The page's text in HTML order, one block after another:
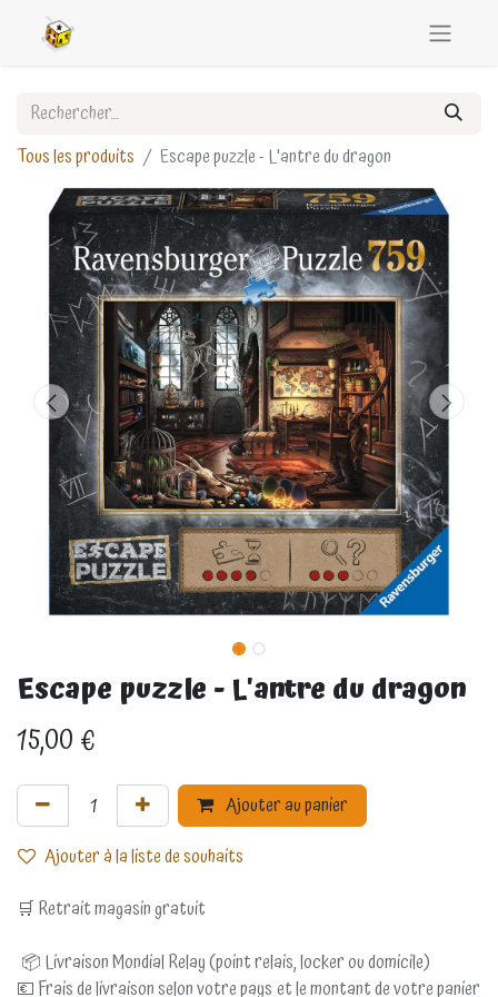
Tous les produits Escape puzzle - L'antre du dragon
Escape puzzle - L'antre du dragon
15,00€
Ajouter au panier
Ajouter à la liste de souhaits
🛒 Retrait magasin gratuit
📦 Livraison Mondial Relay (point relais, locker ou domicile)
💶 Frais de livraison selon votre pays et le montant de votre panier